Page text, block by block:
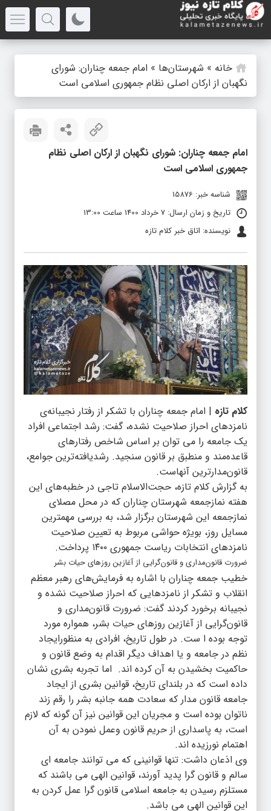
خانه » شهرستان‌ها » امام جمعه چناران: شورای
نگهبان از ارکان اصلی نظام جمهوری اسلامی است
امام جمعه چناران: شورای نگهبان از ارکان اصلی نظام
جمهوری اسلامی است
شناسه خبر: 15876
تاریخ و زمان ارسال: 7 خرداد 1400 ساعت 13:00
نویسنده: اتاق خبر کلام تازه
کلام تازه | امام جمعه چناران با تشکر از رفتار نجیبانه‌ی
نامزدهای احراز صلاحیت نشده، گفت: رشد اجتماعی افراد
یک جامعه را می توان بر اساس شاخص رفتارهای
قاعده‌مند و منطبق بر قانون سنجید. رشدیافته‌ترین جوامع،
قانون‌مدارترین آنهاست.
به گزارش کلام تازه، حجت‌الاسلام تاجی در خطبه‌های این
هفته نمازجمعه شهرستان چناران که در محل مصلای
نمازجمعه این شهرستان برگزار شد، به بررسی مهمترین
مسایل روز، بویژه حواشی مربوط به تعیین صلاحیت
نامزدهای انتخابات ریاست جمهوری ۱۴۰۰ پرداخت.
ضرورت قانون‌مداری و قانون‌گرایی از آغازین روزهای حیات بشر
خطیب جمعه چناران با اشاره به فرمایش‌های رهبر معظم
انقلاب و تشکر از نامزدهایی که احراز صلاحیت نشده و
نجیبانه برخورد کردند گفت: ضرورت قانون‌مداری و
قانون‌گرایی از آغازین روزهای حیات بشر، همواره مورد
توجه بوده ا ست. در طول تاریخ، افرادی به منظورایجاد
نظم در جامعه و یا اهداف دیگر اقدام به وضع قانون و
حاکمیت بخشیدن به آن کرده اند. اما تجربه بشری نشان
داده است که در بلندای تاریخ، قوانین بشری از ایجاد
جامعه قانون مدار که سعادت همه جانبه بشر را رقم زند
ناتوان بوده است و مجریان این قوانین نیز آن گونه که لازم
است، به پاسداری از حریم قانون وعمل نمودن به آن
اهتمام نورزیده اند.
وی اذعان داشت: تنها قوانینی که می توانند جامعه ای
سالم و قانون گرا پدید آورند، قوانین الهی می باشند که
مستلزم رسیدن به جامعه اسلامی قانون گرا عمل کردن به
این قوانین الهی می باشد.